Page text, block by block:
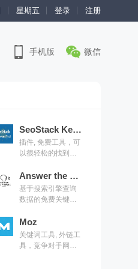
星期五 登录 注册
手机版 微信
SeoStack Keyword Tool
插件, 免费工具，可
以很轻松的找到长
Answer the Public
基于搜索引擎查询
数据的免费关键词
具
Moz
关键词工具, 外链工
具，竞争对手网站